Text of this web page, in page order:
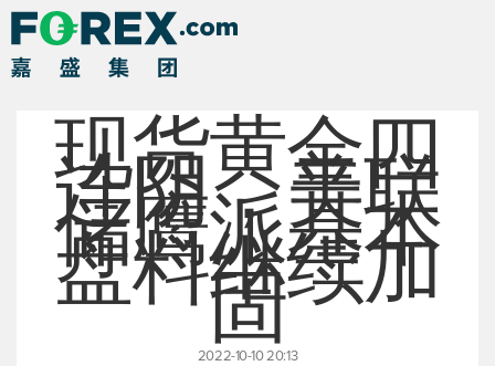
现货黄金四
连阴，美联
储鹰派基本
盘料继续加
固
2022-10-10 20:13